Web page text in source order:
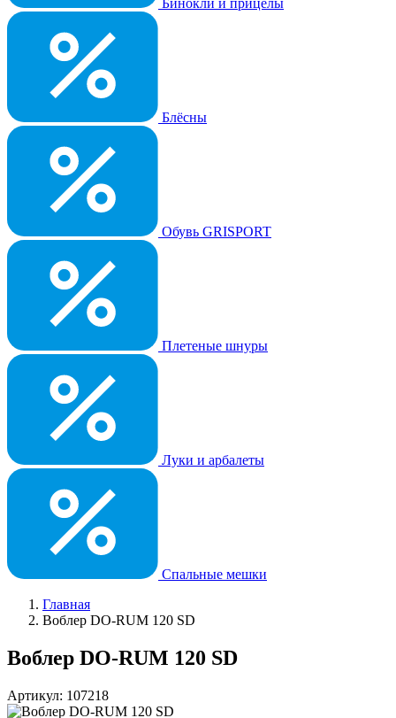
Бинокли и прицелы
Блёсны
Обувь GRISPORT
Плетеные шнуры
Луки и арбалеты
Спальные мешки
Главная
Воблер DO-RUM 120 SD
Воблер DO-RUM 120 SD
Артикул: 107218